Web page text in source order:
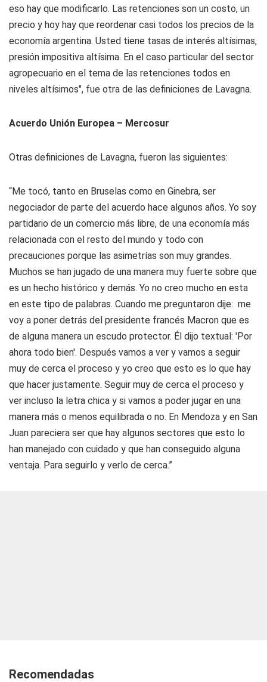
eso hay que modificarlo. Las retenciones son un costo, un
precio y hoy hay que reordenar casi todos los precios de la
economía argentina. Usted tiene tasas de interés altísimas,
presión impositiva altísima. En el caso particular del sector
agropecuario en el tema de las retenciones todos en
niveles altísimos", fue otra de las definiciones de Lavagna.
Acuerdo Unión Europea – Mercosur
Otras definiciones de Lavagna, fueron las siguientes:
“Me tocó, tanto en Bruselas como en Ginebra, ser
negociador de parte del acuerdo hace algunos años. Yo soy
partidario de un comercio más libre, de una economía más
relacionada con el resto del mundo y todo con
precauciones porque las asimetrías son muy grandes.
Muchos se han jugado de una manera muy fuerte sobre que
es un hecho histórico y demás. Yo no creo mucho en esta
en este tipo de palabras. Cuando me preguntaron dije: me
voy a poner detrás del presidente francés Macron que es
de alguna manera un escudo protector. Él dijo textual: 'Por
ahora todo bien'. Después vamos a ver y vamos a seguir
muy de cerca el proceso y yo creo que esto es lo que hay
que hacer justamente. Seguir muy de cerca el proceso y
ver incluso la letra chica y si vamos a poder jugar en una
manera más o menos equilibrada o no. En Mendoza y en San
Juan pareciera ser que hay algunos sectores que esto lo
han manejado con cuidado y que han conseguido alguna
ventaja. Para seguirlo y verlo de cerca.”
Recomendadas